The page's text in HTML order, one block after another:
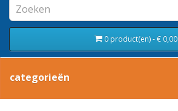
0 product(en) - € 0,00
categorieën